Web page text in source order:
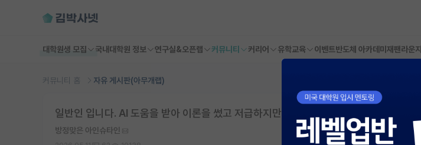
대학원생 모집 국내대학원 정보 연구실&오픈랩 커뮤니티 커리어 유학교육 이벤트반도체 아카데미 재팬라운
커뮤니티 홈 자유 게시판(아무개랩)
일반인 입니다. AI 도움을 받아 이론을 썼고 저급하지만 논문화도 해보았습니다.
방정맞은 아인슈타인